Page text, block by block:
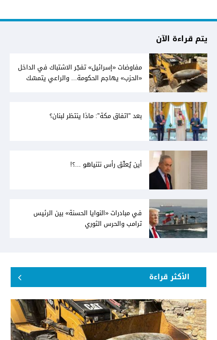
يتم قراءة الآن
مفاوضات «إسرائيل» تفجّر الاشتباك في الداخل
«الحزب» يهاجم الحكومة... والراعي يتمسّك
بعد "اتفاق مكة": ماذا ينتظر لبنان؟
أين يُعلّق رأس نتنياهو ...؟!
في مبادرات «النوايا الحسنة» بين الرئيس
ترامب والحرس الثوري
الأكثر قراءة